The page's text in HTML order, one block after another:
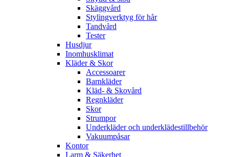
Skäggvård
Stylingverktyg för hår
Tandvård
Tester
Husdjur
Inomhusklimat
Kläder & Skor
Accessoarer
Barnkläder
Kläd- & Skovård
Regnkläder
Skor
Strumpor
Underkläder och underklädestillbehör
Vakuumpåsar
Kontor
Larm & Säkerhet